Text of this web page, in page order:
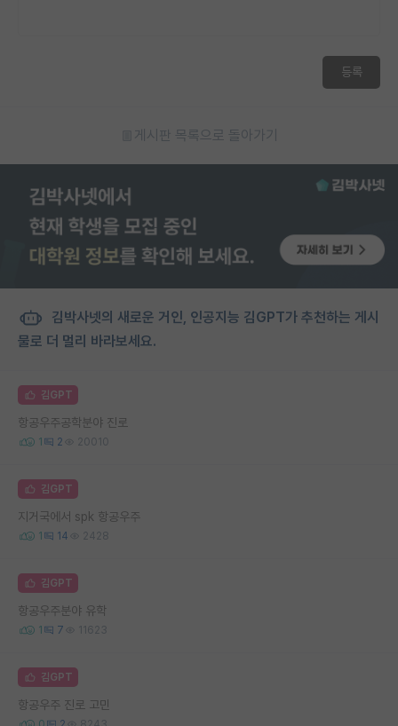
등록
게시판 목록으로 돌아가기
김박사넷의 새로운 거인, 인공지능 김GPT가 추천하는 게시
물로 더 멀리 바라보세요.
김GPT
항공우주공학분야 진로
1 2 20010
김GPT
지거국에서 spk 항공우주
1 14 2428
김GPT
항공우주분야 유학
1 7 11623
김GPT
항공우주 진로 고민